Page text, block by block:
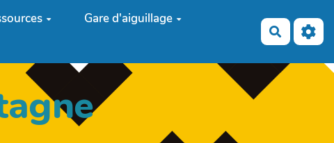
Gare d'aiguillage